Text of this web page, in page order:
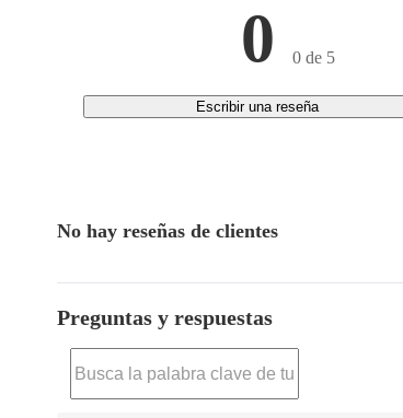
0 0 de 5
Escribir una reseña
No hay reseñas de clientes
Preguntas y respuestas